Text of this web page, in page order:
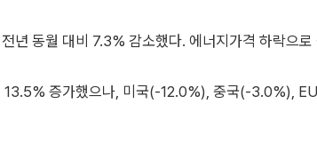
동월 대비 7.3% 감소했다. 에너지가격 하락으로
13.5% 증가했으나, 미국(-12.0%), 중국(-3.0%),